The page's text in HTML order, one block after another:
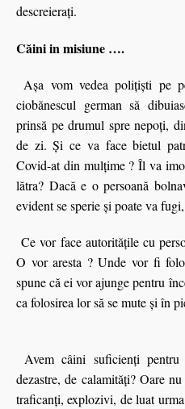
descreieraţi.
Căini in misiune ….
Așa vom vedea polițiști pe
ciobănescul german să
prinsă pe drumul spre nepoți,
de zi. Și ce va face bietul
Covid-at din mulţime ? Îl va
lătra? Dacă e o persoană
evident se sperie şi poate va
Ce vor face autorităţile cu
O vor aresta ? Unde vor fi
spune că ei vor ajunge pentru
ca folosirea lor să se mute şi în
Avem câini suficienți
dezastre, de calamități? Oare
traficanți, explozivi, de luat